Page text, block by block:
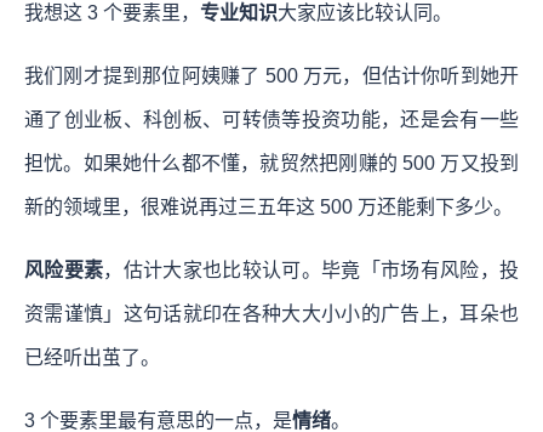
我想这 3 个要素里， 专业知识大家应该比较认同。
我们刚才提到那位阿姨赚了 500 万元，但估计你听到她开
通了创业板、科创板、可转债等投资功能，还是会有一些
担忧。如果她什么都不懂，就贸然把刚赚的 500 万又投到
新的领域里，很难说再过三五年这 500 万还能剩下多少。
风险要素，估计大家也比较认可。毕竟「市场有风险，投
资需谨慎」这句话就印在各种大大小小的广告上，耳朵也
已经听出茧了。
3 个要素里最有意思的一点，是情绪。